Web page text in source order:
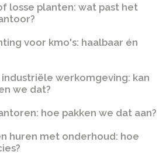
losse planten: wat past het
voor kmo's: haalbaar én
industriële werkomgeving: kan
we dat?
hoe pakken we dat aan?
huren met onderhoud: hoe